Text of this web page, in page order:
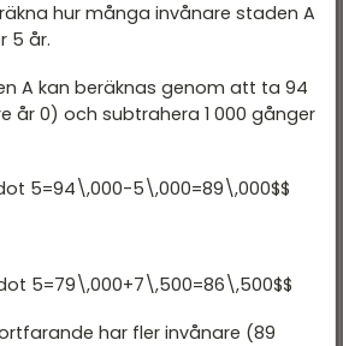
hur många invånare staden A
5 år.
A kan beräknas genom att ta 94
år 0) och subtrahera 1 000 gånger
5=94\,000-5\,000=89\,000$$
5=79\,000+7\,500=86\,500$$
har fler invånare (89